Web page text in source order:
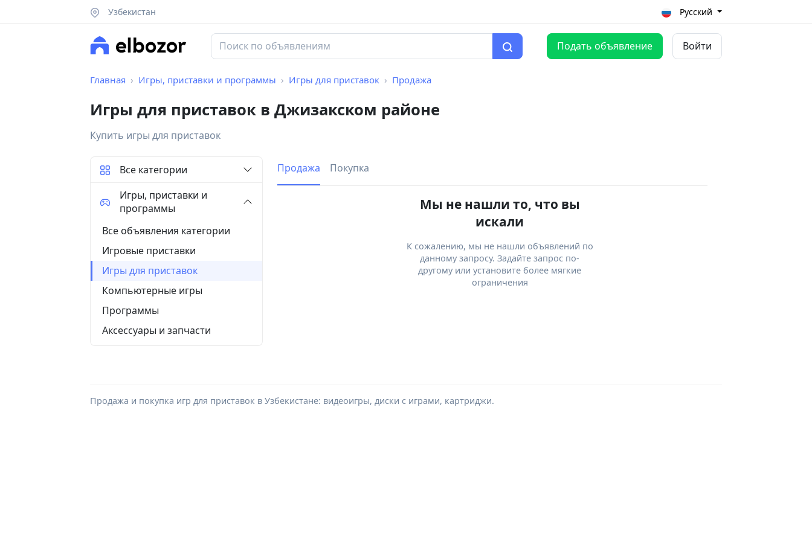
Узбекистан Русский
Подать объявление Войти
Главная Игры, приставки и программы Игры для приставок Продажа
Игры для приставок в Джизакском районе
Купить игры для приставок
Продажа Покупка
Мы не нашли то, что вы
искали
К сожалению, мы не нашли объявлений по
данному запросу. Задайте запрос по-
другому или установите более мягкие
ограничения
Все категории
Игры, приставки и
программы
Все объявления категории
Игровые приставки
Игры для приставок
Компьютерные игры
Программы
Аксессуары и запчасти
Продажа и покупка игр для приставок в Узбекистане: видеоигры, диски с играми, картриджи.